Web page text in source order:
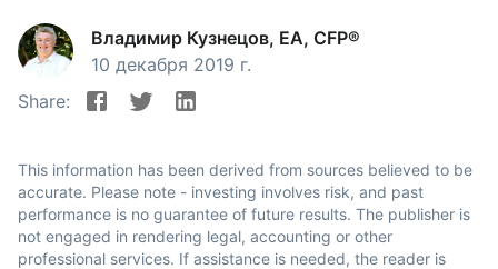
Владимир Кузнецов, EA, CFP®
10 декабря 2019 г.
Share:
This information has been derived from sources believed to be
accurate. Please note - investing involves risk, and past
performance is no guarantee of future results. The publisher is
not engaged in rendering legal, accounting or other
professional services. If assistance is needed, the reader is